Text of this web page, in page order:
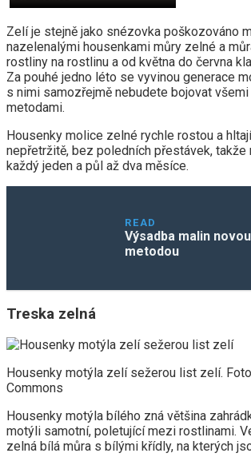
Zelí je stejně jako snézovka poškozováno
nazelenalými housenkami můry zelné a
rostliny na rostlinu a od května do června
Za pouhé jedno léto se vyvinou generace
s nimi samozřejmě nebudete bojovat
metodami.
Housenky molice zelné rychle rostou a
nepřetržitě, bez poledních přestávek, takže
každý jeden a půl až dva měsíce.
READ
Výsadba malin novou
metodou
Treska zelná
Housenky motýla zelí sežerou list zelí.
Commons
Housenky motýla bílého zná většina
motýli samotní, poletující mezi rostlinami.
zelná bílá můra s bílými křídly, na kterých